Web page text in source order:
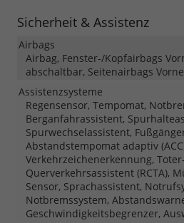
Sicherheit & Assistenz
Airbags
Airbag, Fenster-/Kopfairbags
abschaltbar, Seitenairbags
Assistenzsysteme
Regensensor, Tempomat,
Berganfahrassistent,
Spurwechselassistent,
Abstandstempomat adaptiv
Verkehrzeichenerkennung,
Querverkehrsassistent (RCTA),
Sensor, Sprachassistent,
Notbremssystem,
Geschwindigkeitsbegrenzer,